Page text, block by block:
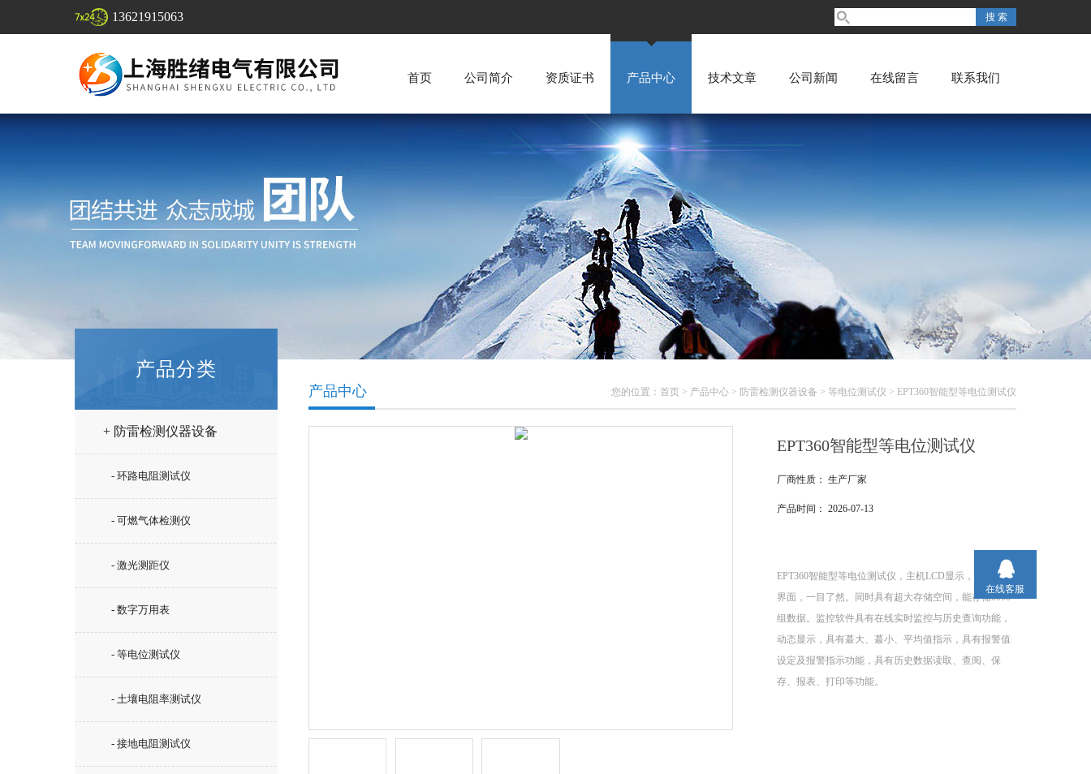
13621915063
首页 公司简介 资质证书 产品中心 技术文章 公司新闻 在线留言 联系我们
产品分类
+ 防雷检测仪器设备
- 环路电阻测试仪
- 可燃气体检测仪
- 激光测距仪
- 数字万用表
- 等电位测试仪
- 土壤电阻率测试仪
- 接地电阻测试仪
您的位置： 首页 > 产品中心 > 防雷检测仪器设备 > 等电位测试仪 > EPT360智能型等电位测试仪
产品中心
EPT360智能型等电位测试仪
厂商性质： 生产厂家
产品时间： 2026-07-13
EPT360智能型等电位测试仪，主机LCD显示，中文操作
界面，一目了然。同时具有超大存储空间，能存储6000
组数据。监控软件具有在线实时监控与历史查询功能，
动态显示，具有蕞大、蕞小、平均值指示，具有报警值
设定及报警指示功能，具有历史数据读取、查阅、保
存、报表、打印等功能。
在线客服